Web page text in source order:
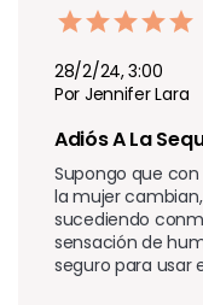
28/2/24, 3:00
Por Jennifer Lara
Adiós A La
Supongo que
la mujer
sucediendo
sensación de
seguro para usar